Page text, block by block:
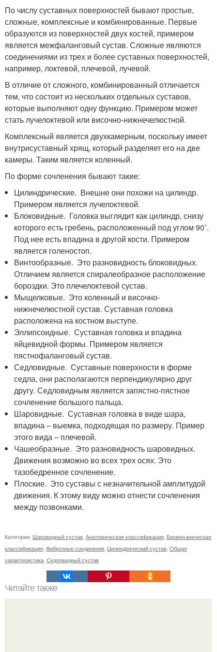
По числу суставных поверхностей бывают простые,
сложные, комплексные и комбинированные. Первые
образуются из поверхностей двух костей, примером
является межфаланговый сустав. Сложные являются
соединениями из трех и более суставных поверхностей,
например, локтевой, плечевой, лучевой.
В отличие от сложного, комбинированный отличается
тем, что состоит из нескольких отдельных суставов,
которые выполняют одну функцию. Примером может
стать лучелоктевой или височно-нижнечелюстной.
Комплексный является двухкамерным, поскольку имеет
внутрисуставный хрящ, который разделяет его на две
камеры. Таким является коленный.
По форме сочленения бывают такие:
Цилиндрические. Внешне они похожи на цилиндр.
Примером является лучелоктевой.
Блоковидные. Головка выглядит как цилиндр, снизу
которого есть гребень, расположенный под углом 90˚.
Под нее есть впадина в другой кости. Примером
является голеностоп.
Винтообразные. Это разновидность блоковидных.
Отличием является спиралеобразное расположение
бороздки. Это плечелоктевой сустав.
Мыщелковые. Это коленный и височно-
нижнечелюстной сустав. Суставная головка
расположена на костном выступе.
Эллипсоидные. Суставная головка и впадина
яйцевидной формы. Примером является
пястнофаланговый сустав.
Седловидные. Суставные поверхности в форме
седла, они располагаются перпендикулярно друг
другу. Седловидным является запястно-пястное
сочленение большого пальца.
Шаровидные. Суставная головка в виде шара,
впадина – выемка, подходящая по размеру. Пример
этого вида – плечевой.
Чашеобразные. Это разновидность шаровидных.
Движения возможно во всех трех осях. Это
тазобедренное сочленение.
Плоские. Это суставы с незначительной амплитудой
движения. К этому виду можно отнести сочленения
между позвонками.
Категории: Шаровидный сустав Анатомическая классификация Биомеханическая
классификация Фиброзные соединения Цилиндрический сустав Общая
характеристика Седловидный сустав
Читайте также